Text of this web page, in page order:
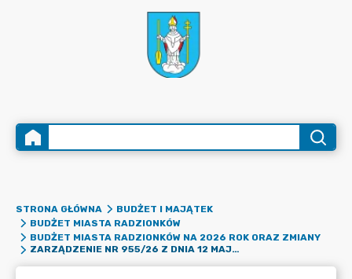
STRONA GŁÓWNA
BUDŻET I MAJĄTEK
BUDŻET MIASTA RADZIONKÓW
BUDŻET MIASTA RADZIONKÓW NA 2026 ROK ORAZ ZMIANY
ZARZĄDZENIE NR 955/26 Z DNIA 12 MAJA 2026 R. W SPRAWIE ZMIANY UKŁADU WYKONAWCZEGO BUDŻETU MIASTA RADZIONKÓW NA 2026 ROK